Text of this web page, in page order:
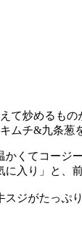
て炒めるも
ムチ&九条葱
かくてコー
入り」と、
ジがたっ